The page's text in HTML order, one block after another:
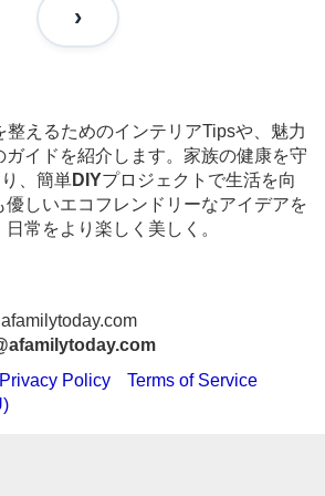
整えるためのインテリアTipsや、魅力
ガイドを紹介します。家族の健康を守
、簡単DIYプロジェクトで生活を向
優しいエコフレンドリーなアイデアを
常をより楽しく美しく。
Privacy Policy
Terms of Service